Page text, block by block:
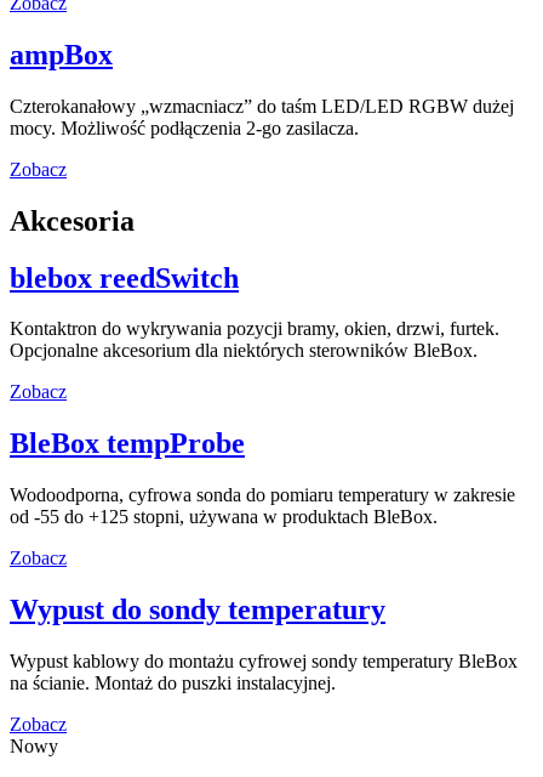
ampBox
Czterokanałowy „wzmacniacz” do taśm LED/LED RGBW dużej
mocy. Możliwość podłączenia 2-go zasilacza.
Zobacz
Akcesoria
blebox reedSwitch
Kontaktron do wykrywania pozycji bramy, okien, drzwi, furtek.
Opcjonalne akcesorium dla niektórych sterowników BleBox.
Zobacz
BleBox tempProbe
Wodoodporna, cyfrowa sonda do pomiaru temperatury w zakresie
od -55 do +125 stopni, używana w produktach BleBox.
Zobacz
Wypust do sondy temperatury
Wypust kablowy do montażu cyfrowej sondy temperatury BleBox
na ścianie. Montaż do puszki instalacyjnej.
Zobacz
Nowy